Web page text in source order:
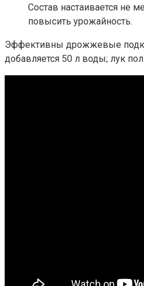
Состав настаивается не
повысить урожайность.
Эффективны дрожжевые
добавляется 50 л воды; лук